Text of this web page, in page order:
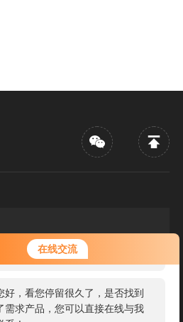
在线交流
您好！欢迎前来咨询，很高兴为您
服务，请问您要咨询什么问题呢？
好，看您停留很久了，是否找到
需求产品，您可以直接在线与我
真：FAX
86-021-67256880